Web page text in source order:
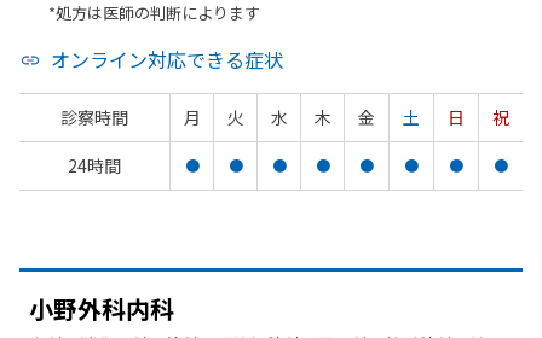
*処方は医師の判断によります
オンライン対応できる症状
診察時間 月 火 水 木 金 土 日
祝
24時間
● ● ● ● ● ● ● ●
小野外科内科